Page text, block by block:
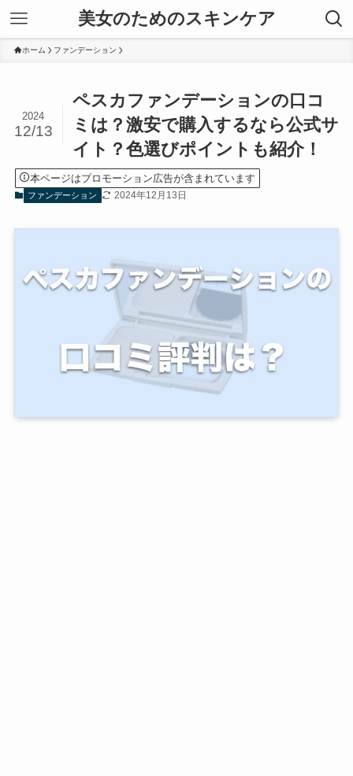
美女のためのスキンケア
ホーム ファンデーション
ペスカファンデーションの口コ
ミは？激安で購入するなら公式サ
イト？色選びポイントも紹介！
2024
12/13
本ページはプロモーション広告が含まれています
ファンデーション 2024年12月13日